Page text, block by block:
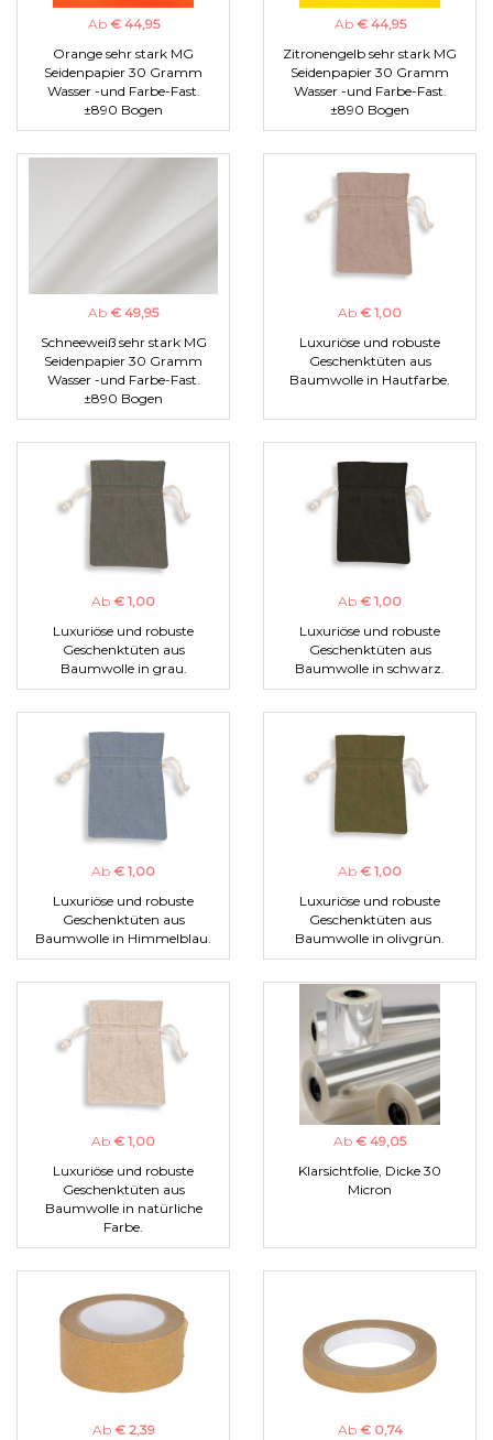
Ab € 44,95
Orange sehr stark MG
Seidenpapier 30 Gramm
Wasser -und Farbe-Fast.
±890 Bogen
Ab € 44,95
Zitronengelb sehr stark MG
Seidenpapier 30 Gramm
Wasser -und Farbe-Fast.
±890 Bogen
Ab € 49,95
Schneeweiß sehr stark MG
Seidenpapier 30 Gramm
Wasser -und Farbe-Fast.
±890 Bogen
Ab € 1,00
Luxuriöse und robuste
Geschenktüten aus
Baumwolle in Hautfarbe.
Ab € 1,00
Luxuriöse und robuste
Geschenktüten aus
Baumwolle in grau.
Ab € 1,00
Luxuriöse und robuste
Geschenktüten aus
Baumwolle in schwarz.
Ab € 1,00
Luxuriöse und robuste
Geschenktüten aus
Baumwolle in Himmelblau.
Ab € 1,00
Luxuriöse und robuste
Geschenktüten aus
Baumwolle in olivgrün.
Ab € 1,00
Luxuriöse und robuste
Geschenktüten aus
Baumwolle in natürliche
Farbe.
Ab € 49,05
Klarsichtfolie, Dicke 30
Micron
Ab € 2,39
Ab € 0,74